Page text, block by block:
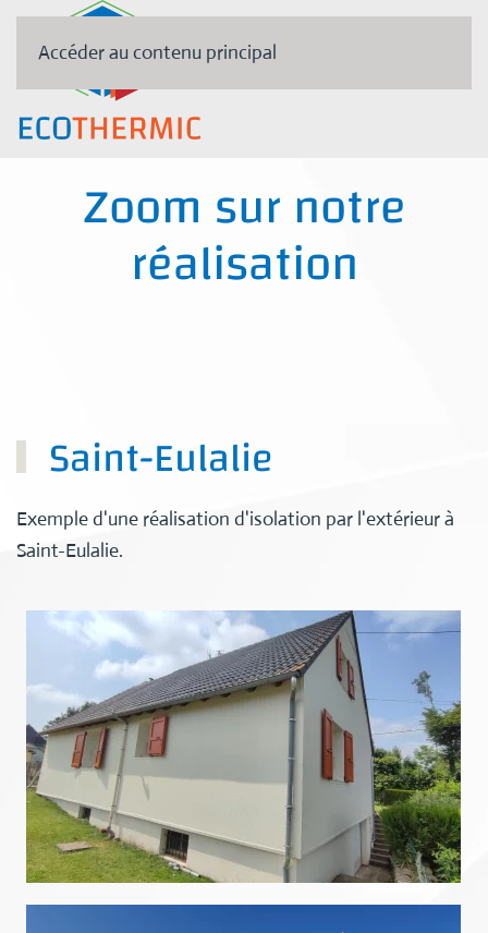
Accéder au contenu principal
Zoom sur notre
réalisation
Saint-Eulalie
Exemple d'une réalisation d'isolation par l'extérieur à
Saint-Eulalie.